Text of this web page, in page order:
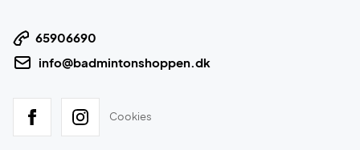
65906690
info@badmintonshoppen.dk
Cookies